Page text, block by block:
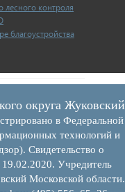
контроля
благоустройства
акты
законодательство
законодательство
и ведения
имущества из
округа Жуковский
в Федеральной
технологий и
Свидетельство о
Учредитель
Московской области.